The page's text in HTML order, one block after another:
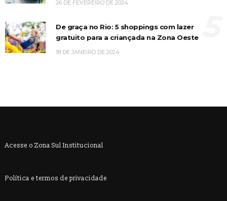
26 DE FEVEREIRO DE 2024
De graça no Rio: 5 shoppings com lazer
gratuito para a criançada na Zona Oeste
18 DE JANEIRO DE 2024
Acesse o Zona Sul Institucional
Política e termos de privacidade